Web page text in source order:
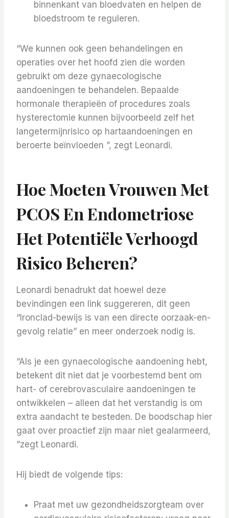
binnenkant van bloedvaten en helpen de
bloedstroom te reguleren.
“We kunnen ook geen behandelingen en
operaties over het hoofd zien die worden
gebruikt om deze gynaecologische
aandoeningen te behandelen. Bepaalde
hormonale therapieën of procedures zoals
hysterectomie kunnen bijvoorbeeld zelf het
langetermijnrisico op hartaandoeningen en
beroerte beïnvloeden ”, zegt Leonardi.
Hoe Moeten Vrouwen Met
PCOS En Endometriose
Het Potentiële Verhoogd
Risico Beheren?
Leonardi benadrukt dat hoewel deze
bevindingen een link suggereren, dit geen
“Ironclad-bewijs is van een directe oorzaak-en-
gevolg relatie” en meer onderzoek nodig is.
“Als je een gynaecologische aandoening hebt,
betekent dit niet dat je voorbestemd bent om
hart- of cerebrovasculaire aandoeningen te
ontwikkelen – alleen dat het verstandig is om
extra aandacht te besteden. De boodschap hier
gaat over proactief zijn maar niet gealarmeerd,
”zegt Leonardi.
Hij biedt de volgende tips:
Praat met uw gezondheidszorgteam over